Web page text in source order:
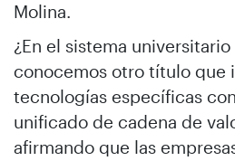
Molina.
¿En el sistema
conocemos otro título que
tecnologías específicas
unificado de cadena de
afirmando que las